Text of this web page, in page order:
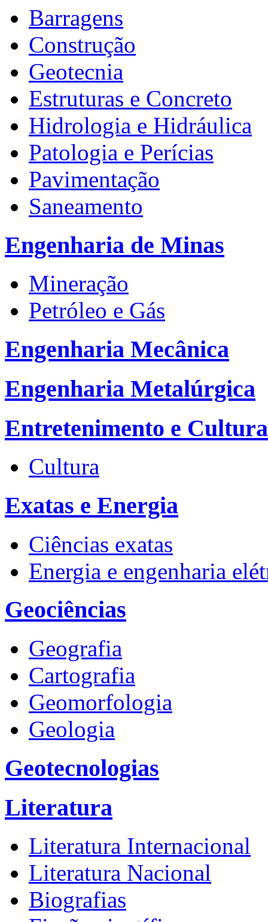
Barragens
Construção
Geotecnia
Estruturas e Concreto
Hidrologia e Hidráulica
Patologia e Perícias
Pavimentação
Saneamento
Engenharia de Minas
Mineração
Petróleo e Gás
Engenharia Mecânica
Engenharia Metalúrgica
Entretenimento e Cultura
Cultura
Exatas e Energia
Ciências exatas
Energia e engenharia
Geociências
Geografia
Cartografia
Geomorfologia
Geologia
Geotecnologias
Literatura
Literatura Internacional
Literatura Nacional
Biografias